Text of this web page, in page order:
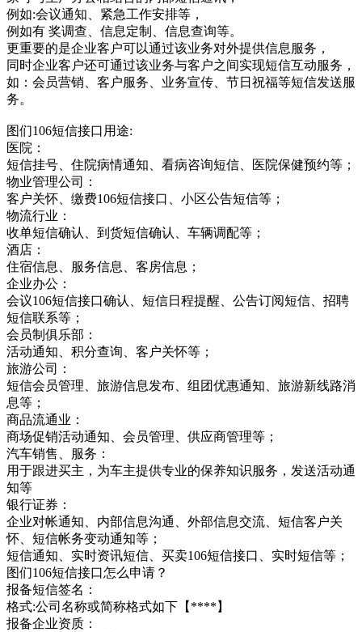
例如:会议通知、紧急工作安排等，
例如有 奖调查、信息定制、信息查询等。
更重要的是企业客户可以通过该业务对外提供信息服务，
同时企业客户还可通过该业务与客户之间实现短信互动服务，
如：会员营销、客户服务、业务宣传、节日祝福等短信发送服
务。
图们106短信接口用途:
医院：
短信挂号、住院病情通知、看病咨询短信、医院保健预约等；
物业管理公司：
客户关怀、缴费106短信接口、小区公告短信等；
物流行业：
收单短信确认、到货短信确认、车辆调配等；
酒店：
住宿信息、服务信息、客房信息；
企业办公：
会议106短信接口确认、短信日程提醒、公告订阅短信、招聘
短信联系等；
会员制俱乐部：
活动通知、积分查询、客户关怀等；
旅游公司：
短信会员管理、旅游信息发布、组团优惠通知、旅游新线路消
息等；
商品流通业：
商场促销活动通知、会员管理、供应商管理等；
汽车销售、服务：
用于跟进买主，为车主提供专业的保养知识服务，发送活动通
知等
银行证券：
企业对帐通知、内部信息沟通、外部信息交流、短信客户关
怀、短信帐务变动通知等；
短信通知、实时资讯短信、买卖106短信接口、实时短信等；
图们106短信接口怎么申请？
报备短信签名：
格式:公司名称或简称格式如下【****】
报备企业资质：